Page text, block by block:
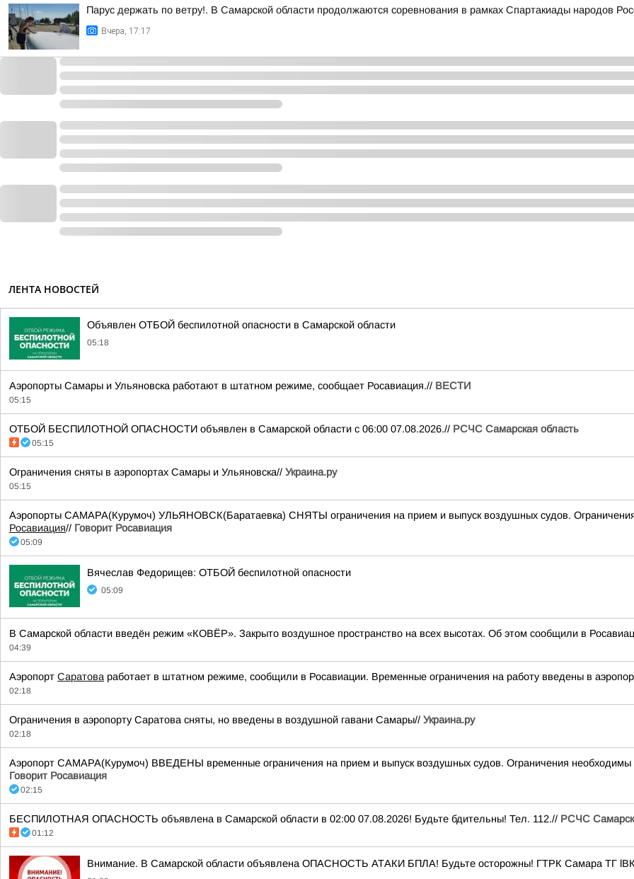
Парус держать по ветру!. В Самарской области продолжаются соревнования в рамках Спартакиады народов
Вчера, 17:17
ЛЕНТА НОВОСТЕЙ
Объявлен ОТБОЙ беспилотной опасности в Самарской области
05:18
Аэропорты Самары и Ульяновска работают в штатном режиме, сообщает Росавиация.// ВЕСТИ
05:15
ОТБОЙ БЕСПИЛОТНОЙ ОПАСНОСТИ объявлен в Самарской области с 06:00 07.08.2026.// РСЧС Самарская область
05:15
Ограничения сняты в аэропортах Самары и Ульяновска// Украина.ру
05:15
Аэропорты САМАРА(Курумоч) УЛЬЯНОВСК(Баратаевка) СНЯТЫ ограничения на прием и выпуск воздушных судов.
Росавиация// Говорит Росавиация
05:09
Вячеслав Федорищев: ОТБОЙ беспилотной опасности
05:09
В Самарской области введён режим «КОВЁР». Закрыто воздушное пространство на всех высотах. Об этом сообщили в
04:39
Аэропорт Саратова работает в штатном режиме, сообщили в Росавиации. Временные ограничения на работу введены в
02:18
Ограничения в аэропорту Саратова сняты, но введены в воздушной гавани Самары// Украина.ру
02:18
Аэропорт САМАРА(Курумоч) ВВЕДЕНЫ временные ограничения на прием и выпуск воздушных судов. Ограничения необходимы
Говорит Росавиация
02:15
БЕСПИЛОТНАЯ ОПАСНОСТЬ объявлена в Самарской области в 02:00 07.08.2026! Будьте бдительны! Тел. 112.// РСЧС
01:12
Внимание. В Самарской области объявлена ОПАСНОСТЬ АТАКИ БПЛА! Будьте осторожны! ГТРК Самара ТГ